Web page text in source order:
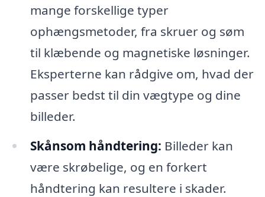
mange forskellige typer
ophængsmetoder, fra skruer og søm
til klæbende og magnetiske løsninger.
Eksperterne kan rådgive om, hvad der
passer bedst til din vægtype og dine
billeder.
Skånsom håndtering: Billeder kan
være skrøbelige, og en forkert
håndtering kan resultere i skader.